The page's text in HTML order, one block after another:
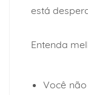
está
Entenda
Você